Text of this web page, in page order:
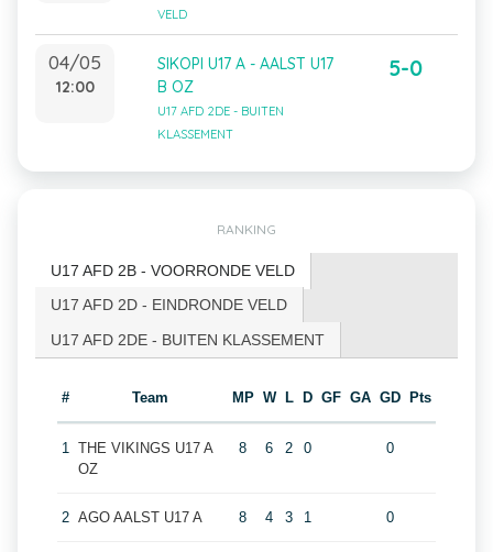
VELD
04/05
12:00
SIKOPI U17 A - AALST U17
B OZ
U17 AFD 2DE - BUITEN
KLASSEMENT
5-0
RANKING
U17 AFD 2B - VOORRONDE VELD
U17 AFD 2D - EINDRONDE VELD
U17 AFD 2DE - BUITEN KLASSEMENT
# Team MP W L D GF GA GD Pts
1 THE VIKINGS U17 A
OZ
8 6 2 0 0
2 AGO AALST U17 A 8 4 3 1 0